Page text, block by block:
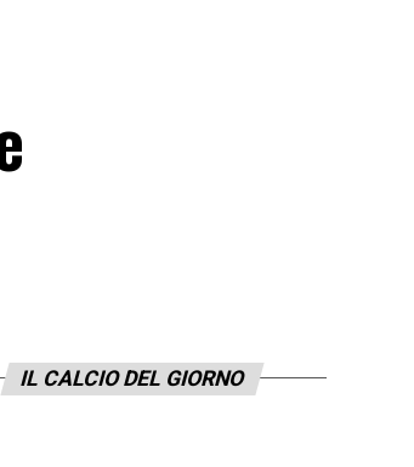
IL CALCIO DEL GIORNO